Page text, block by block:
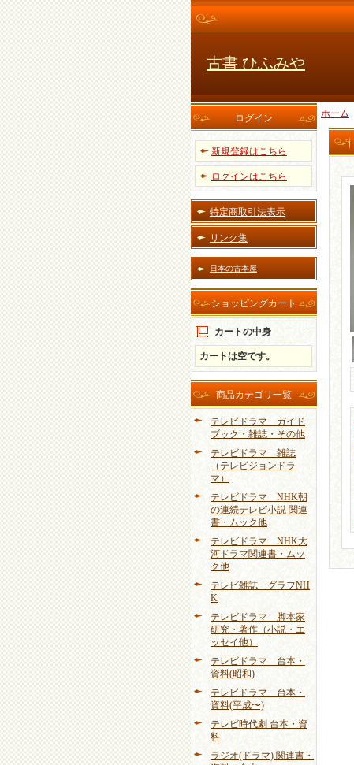
古書 ひふみや
ログイン
新規登録はこちら
ログインはこちら
特定商取引法表示
リンク集
日本の古本屋
ショッピングカート
カートの中身
カートは空です。
商品カテゴリ一覧
テレビドラマ ガイド
ブック・雑誌・その他
テレビドラマ 雑誌
（テレビジョンドラ
マ）
テレビドラマ NHK朝
の連続テレビ小説 関連
書・ムック他
テレビドラマ NHK大
河ドラマ関連書・ムッ
ク他
テレビ雑誌 グラフNH
K
テレビドラマ 脚本家
研究・著作（小説・エ
ッセイ他）
テレビドラマ 台本・
資料(昭和)
テレビドラマ 台本・
資料(平成〜)
テレビ時代劇 台本・資
料
ラジオ(ドラマ) 関連書・
ホーム